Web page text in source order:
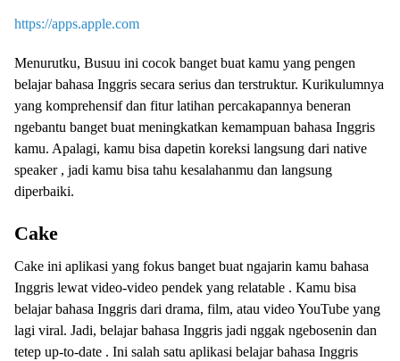
https://apps.apple.com
Menurutku, Busuu ini cocok banget buat kamu yang pengen
belajar bahasa Inggris secara serius dan terstruktur. Kurikulumnya
yang komprehensif dan fitur latihan percakapannya beneran
ngebantu banget buat meningkatkan kemampuan bahasa Inggris
kamu. Apalagi, kamu bisa dapetin koreksi langsung dari native
speaker , jadi kamu bisa tahu kesalahanmu dan langsung
diperbaiki.
Cake
Cake ini aplikasi yang fokus banget buat ngajarin kamu bahasa
Inggris lewat video-video pendek yang relatable . Kamu bisa
belajar bahasa Inggris dari drama, film, atau video YouTube yang
lagi viral. Jadi, belajar bahasa Inggris jadi nggak ngebosenin dan
tetep up-to-date . Ini salah satu aplikasi belajar bahasa Inggris